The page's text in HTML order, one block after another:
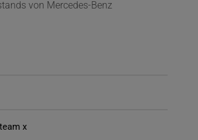
von Mercedes-Benz
x